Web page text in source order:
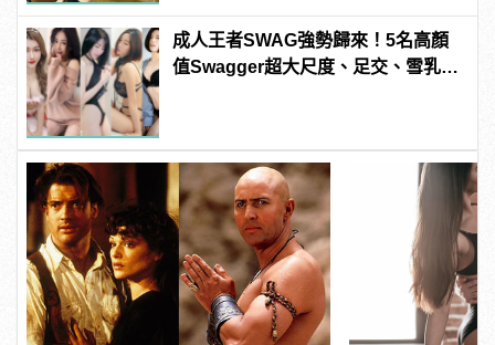
成人王者SWAG強勢歸來！5名高顏
值Swagger超大尺度、足交、雪乳、